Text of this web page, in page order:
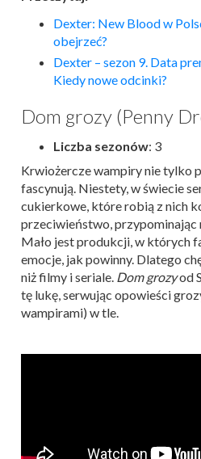
Dexter: New Blood w
obejrzeć?
Dexter – sezon 9. Data
Kiedy nowe odcinki?
Dom grozy (Penny
Liczba sezonów: 3
Krwiożercze wampiry nie tylko
fascynują. Niestety, w świecie
cukierkowe, które robią z nich
przeciwieństwo, przypominając
Mało jest produkcji, w których
emocje, jak powinny. Dlatego
niż filmy i seriale. Dom grozyod
tę lukę, serwując opowieści
wampirami) w tle.